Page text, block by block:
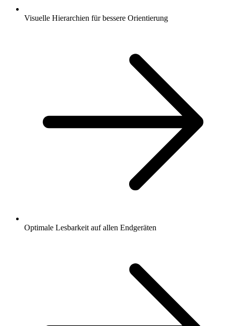
Visuelle Hierarchien für bessere Orientierung
Optimale Lesbarkeit auf allen Endgeräten